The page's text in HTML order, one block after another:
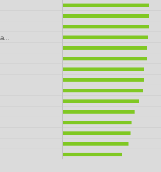
Сполучені Штати Америки